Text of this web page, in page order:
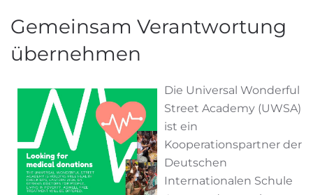
Gemeinsam Verantwortung
übernehmen
Die Universal Wonderful
Street Academy (UWSA)
ist ein
Kooperationspartner der
Deutschen
Internationalen Schule